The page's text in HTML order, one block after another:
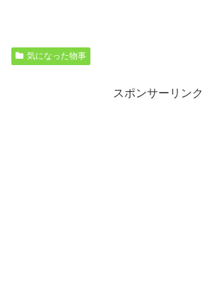
気になった物事
スポンサーリンク